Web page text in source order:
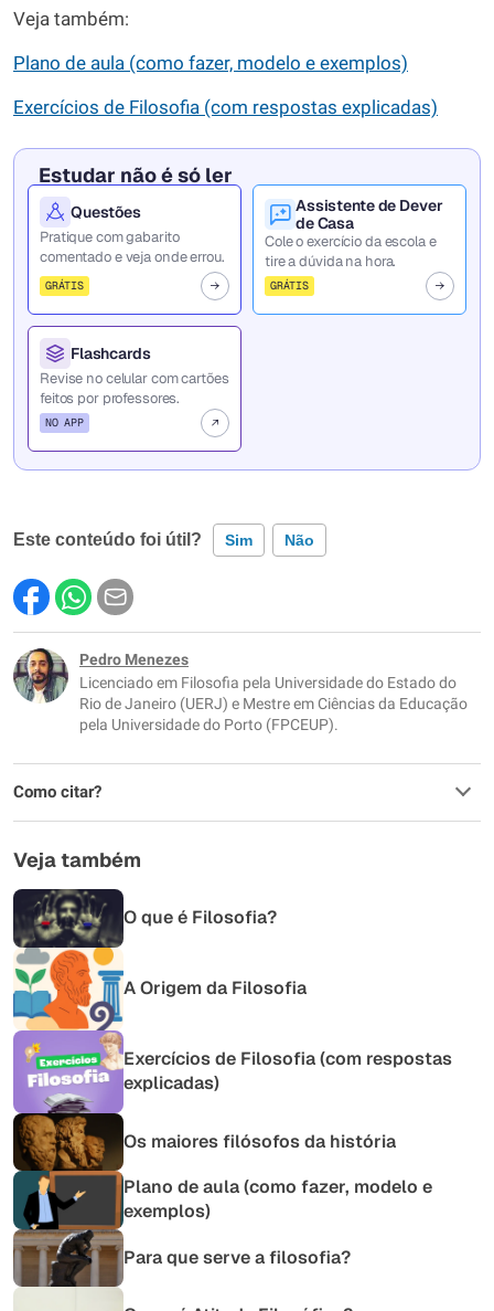
Veja também:
Plano de aula (como fazer, modelo e exemplos)
Exercícios de Filosofia (com respostas explicadas)
Estudar não é só ler
Questões
Pratique com gabarito
comentado e veja onde errou.
GRÁTIS
Assistente de Dever
de Casa
Cole o exercício da escola e
tire a dúvida na hora.
GRÁTIS
Flashcards
Revise no celular com cartões
feitos por professores.
NO APP
Este conteúdo foi útil? Sim Não
Este conteúdo contém informação incorreta
Este conteúdo não tem a informação que procuro
Outro
Pedro Menezes
Licenciado em Filosofia pela Universidade do Estado do
Rio de Janeiro (UERJ) e Mestre em Ciências da Educação
pela Universidade do Porto (FPCEUP).
Como citar?
Veja também
O que é Filosofia?
A Origem da Filosofia
Exercícios de Filosofia (com respostas
explicadas)
Os maiores filósofos da história
Plano de aula (como fazer, modelo e
exemplos)
Para que serve a filosofia?